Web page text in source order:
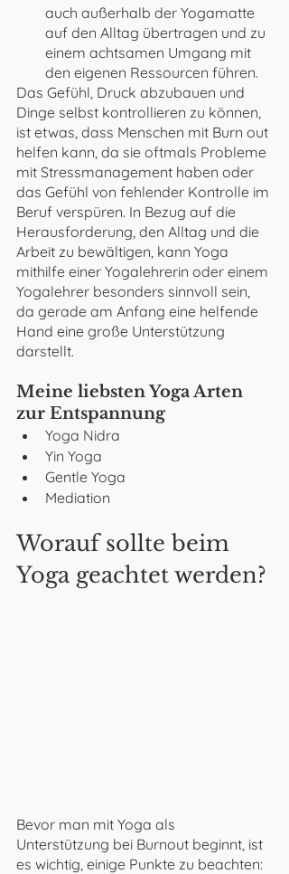
auch außerhalb der Yogamatte
auf den Alltag übertragen und zu
einem achtsamen Umgang mit
den eigenen Ressourcen führen.
Das Gefühl, Druck abzubauen und
Dinge selbst kontrollieren zu können,
ist etwas, dass Menschen mit Burn out
helfen kann, da sie oftmals Probleme
mit Stressmanagement haben oder
das Gefühl von fehlender Kontrolle im
Beruf verspüren. In Bezug auf die
Herausforderung, den Alltag und die
Arbeit zu bewältigen, kann Yoga
mithilfe einer Yogalehrerin oder einem
Yogalehrer besonders sinnvoll sein,
da gerade am Anfang eine helfende
Hand eine große Unterstützung
darstellt.
Meine liebsten Yoga Arten
zur Entspannung
Yoga Nidra
Yin Yoga
Gentle Yoga
Mediation
Worauf sollte beim
Yoga geachtet werden?
Bevor man mit Yoga als
Unterstützung bei Burnout beginnt, ist
es wichtig, einige Punkte zu beachten: